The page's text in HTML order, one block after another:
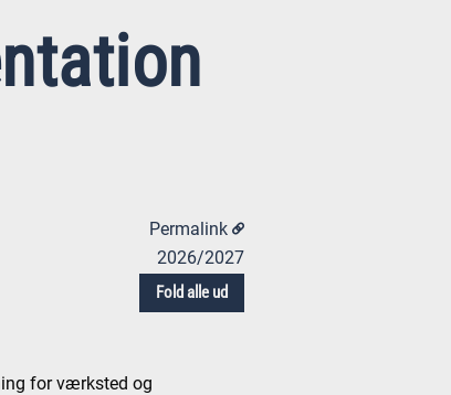
Permalink
2026/2027
Fold alle ud
for værksted og